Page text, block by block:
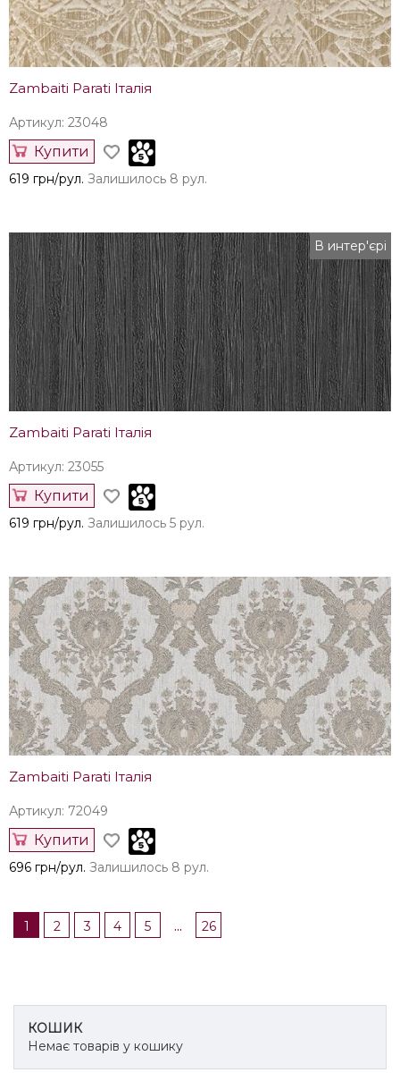
Zambaiti Parati Італія
Артикул: 23048
Купити
619 грн/рул. Залишилось 8 рул.
В интер'єрі
Zambaiti Parati Італія
Артикул: 23055
Купити
619 грн/рул. Залишилось 5 рул.
Zambaiti Parati Італія
Артикул: 72049
Купити
696 грн/рул. Залишилось 8 рул.
1 2 3 4 5 ... 26
КОШИК
Немає товарів у кошику